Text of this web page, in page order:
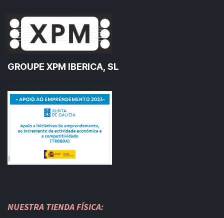
GROUPE XPM IBERICA, SL
NUESTRA TIENDA FÍSICA: